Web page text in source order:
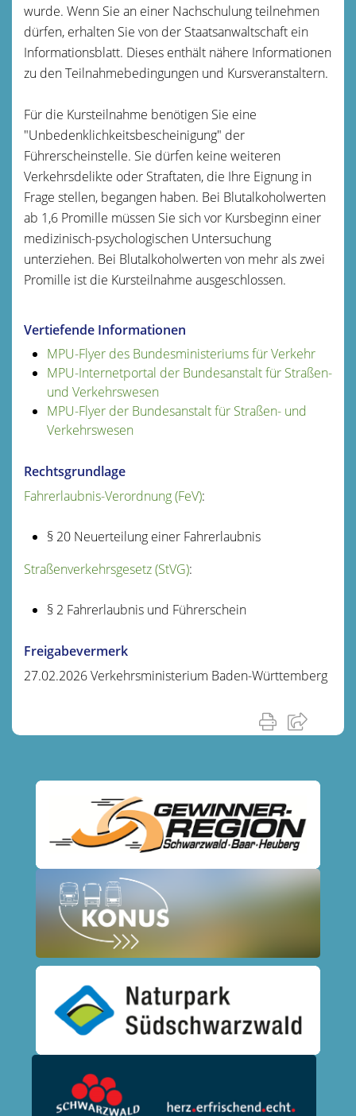
wurde. Wenn Sie an einer Nachschulung teilnehmen
dürfen, erhalten Sie von der Staatsanwaltschaft ein
Informationsblatt. Dieses enthält nähere Informationen
zu den Teilnahmebedingungen und Kursveranstaltern.
Für die Kursteilnahme benötigen Sie eine
"Unbedenklichkeitsbescheinigung" der
Führerscheinstelle. Sie dürfen keine weiteren
Verkehrsdelikte oder Straftaten, die Ihre Eignung in
Frage stellen, begangen haben. Bei Blutalkoholwerten
ab 1,6 Promille müssen Sie sich vor Kursbeginn einer
medizinisch-psychologischen Untersuchung
unterziehen. Bei Blutalkoholwerten von mehr als zwei
Promille ist die Kursteilnahme ausgeschlossen.
Vertiefende Informationen
MPU-Flyer des Bundesministeriums für Verkehr
MPU-Internetportal der Bundesanstalt für Straßen-
und Verkehrswesen
MPU-Flyer der Bundesanstalt für Straßen- und
Verkehrswesen
Rechtsgrundlage
Fahrerlaubnis-Verordnung (FeV):
§ 20 Neuerteilung einer Fahrerlaubnis
Straßenverkehrsgesetz (StVG):
§ 2 Fahrerlaubnis und Führerschein
Freigabevermerk
27.02.2026Verkehrsministerium Baden-Württemberg